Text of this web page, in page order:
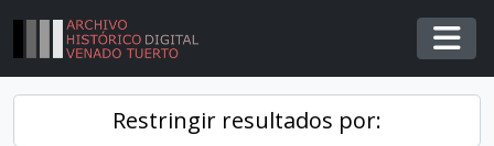
Skip to main content
Restringir resultados por: